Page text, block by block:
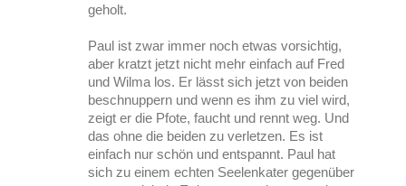
geholt.
Paul ist zwar immer noch etwas vorsichtig,
aber kratzt jetzt nicht mehr einfach auf Fred
und Wilma los. Er lässt sich jetzt von beiden
beschnuppern und wenn es ihm zu viel wird,
zeigt er die Pfote, faucht und rennt weg. Und
das ohne die beiden zu verletzen. Es ist
einfach nur schön und entspannt. Paul hat
sich zu einem echten Seelenkater gegenüber